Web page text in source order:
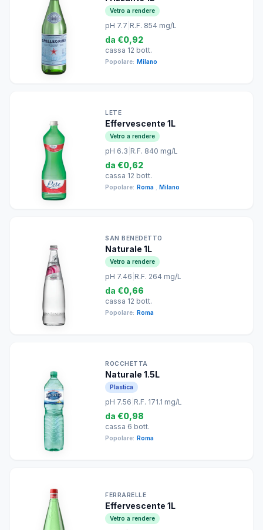
Vetro a rendere
pH 7.7 R.F. 854 mg/L
da €0,92
cassa 12 bott.
Popolare: Milano
LETE
Effervescente 1L
Vetro a rendere
pH 6.3 R.F. 840 mg/L
da €0,62
cassa 12 bott.
Popolare: Roma Milano
SAN BENEDETTO
Naturale 1L
Vetro a rendere
pH 7.46 R.F. 264 mg/L
da €0,66
cassa 12 bott.
Popolare: Roma
ROCCHETTA
Naturale 1.5L
Plastica
pH 7.56 R.F. 171.1 mg/L
da €0,98
cassa 6 bott.
Popolare: Roma
FERRARELLE
Effervescente 1L
Vetro a rendere